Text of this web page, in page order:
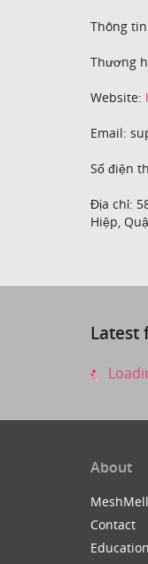
Thông
Thương
Website:
Email:
Số điện
Địa chỉ:
Hiệp,
Latest
About
Contact
Education